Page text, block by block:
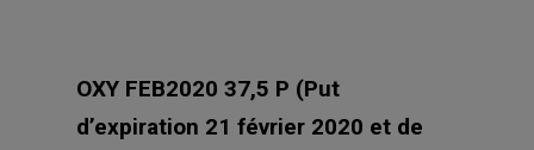
OXY FEB2020 37,5 P (Put
d’expiration 21 février 2020 et de